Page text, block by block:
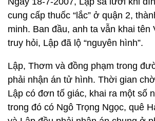
cung cấp thuốc “lắc” ở quận 2,
minh. Ban đầu, anh ta vẫn khai tên
truy hỏi, Lập đã lộ “nguyên hình”.
Lập, Thơm và đồng phạm trong
phải nhận án tử hình. Thời gian
Lập có đơn tố giác, khai ra một số
trong đó có Ngô Trọng Ngọc, quê